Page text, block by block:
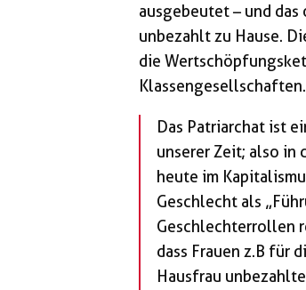
ausgebeutet – und
unbezahlt zu Hause.
die
Klassengesellschaften.
Das Patriarchat ist
unserer Zeit; also in
heute im
Geschlecht als
Geschlechterrollen
dass Frauen z.B für
Hausfrau